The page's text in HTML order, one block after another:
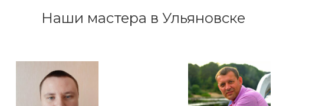
Наши мастера в Ульяновске